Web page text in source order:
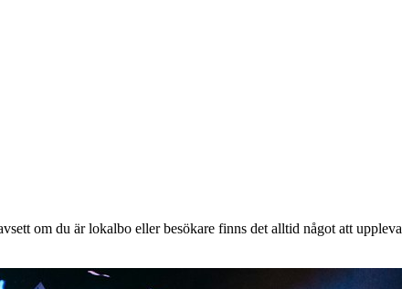
om du är lokalbo eller besökare finns det alltid något att uppleva